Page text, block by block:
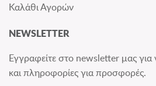
Καλάθι Αγορών
NEWSLETTER
Εγγραφείτε στο newsletter μας για
και πληροφορίες για προσφορές.